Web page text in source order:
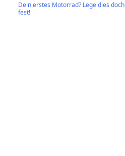
Dein erstes Motorrad? Lege dies doch
fest!